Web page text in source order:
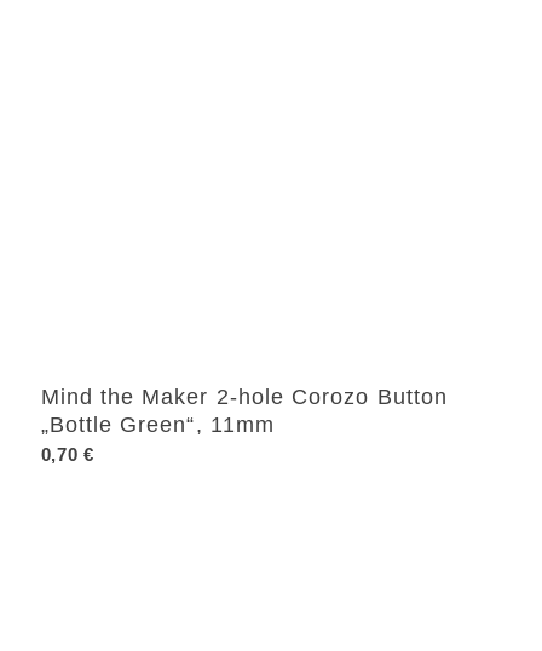
Mind the Maker 2-hole Corozo Button
„Bottle Green“, 11mm
0,70 €